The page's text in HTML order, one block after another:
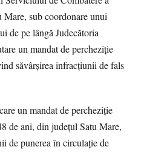
sub coordonare unui
de pe lângă Judecătoria
un mandat de percheziție
săvârșirea infracțiunii de fals
un mandat de percheziție
de ani, din județul Satu Mare,
de punerea în circulație de